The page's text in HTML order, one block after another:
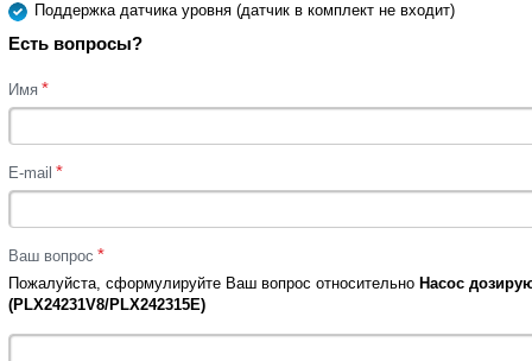
Поддержка датчика уровня (датчик в комплект не входит)
Есть вопросы?
Имя *
E-mail *
Ваш вопрос *
Пожалуйста, сформулируйте Ваш вопрос относительно Насос
(PLX24231V8/PLX242315E)